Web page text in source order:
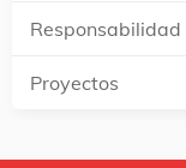
Proyectos